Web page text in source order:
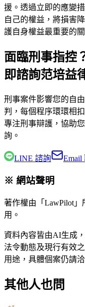
援。透過立即的應變
自己的權益，將損害
護自身權益最重要的關
面臨刑事指
即諮詢范培益
刑事案件影響您的自
判，每個程序環環相
專注刑事辯護，協助
詢。
LINE 諮詢 Email
※ 網站聲明
著作權由「LawPilot
用。
資料內容皆由AI生成
法令動態及現行有效
用途，具體個案仍請
其他人也問